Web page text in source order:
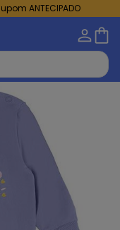
ANTECIPADO